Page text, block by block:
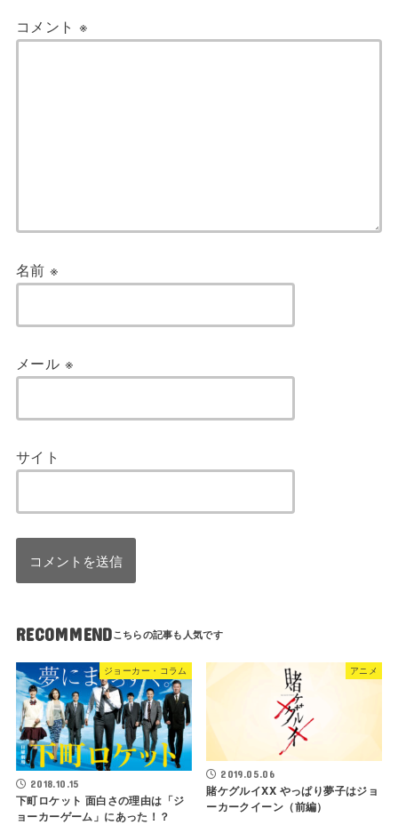
コメント ※
名前※
メール ※
サイト
RECOMMEND
ジョーカー・コラム
2018.10.15
下町ロケット 面白さの理由は「ジ
ョーカーゲーム」にあった！？
アニメ
2019.05.06
賭ケグルイXX やっぱり夢子はジョ
ーカークイーン（前編）